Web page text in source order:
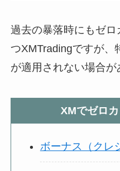
過去の暴落時にもゼ
つXMTradingですが、
が適用されない場合が
XMでゼロ
ボーナス（クレ